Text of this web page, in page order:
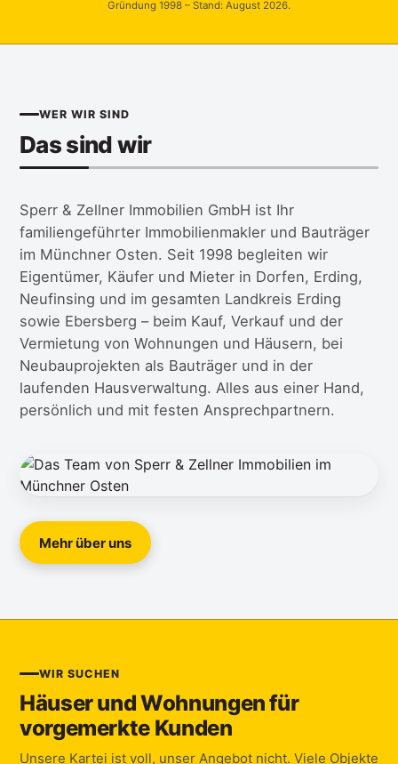
Gründung 1998 – Stand: August 2026.
WER WIR SIND
Das sind wir
Sperr & Zellner Immobilien GmbH ist Ihr
familiengeführter Immobilienmakler und Bauträger
im Münchner Osten. Seit 1998 begleiten wir
Eigentümer, Käufer und Mieter in Dorfen, Erding,
Neufinsing und im gesamten Landkreis Erding
sowie Ebersberg – beim Kauf, Verkauf und der
Vermietung von Wohnungen und Häusern, bei
Neubauprojekten als Bauträger und in der
laufenden Hausverwaltung. Alles aus einer Hand,
persönlich und mit festen Ansprechpartnern.
Mehr über uns
WIR SUCHEN
Häuser und Wohnungen für
vorgemerkte Kunden
Unsere Kartei ist voll, unser Angebot nicht. Viele Objekte